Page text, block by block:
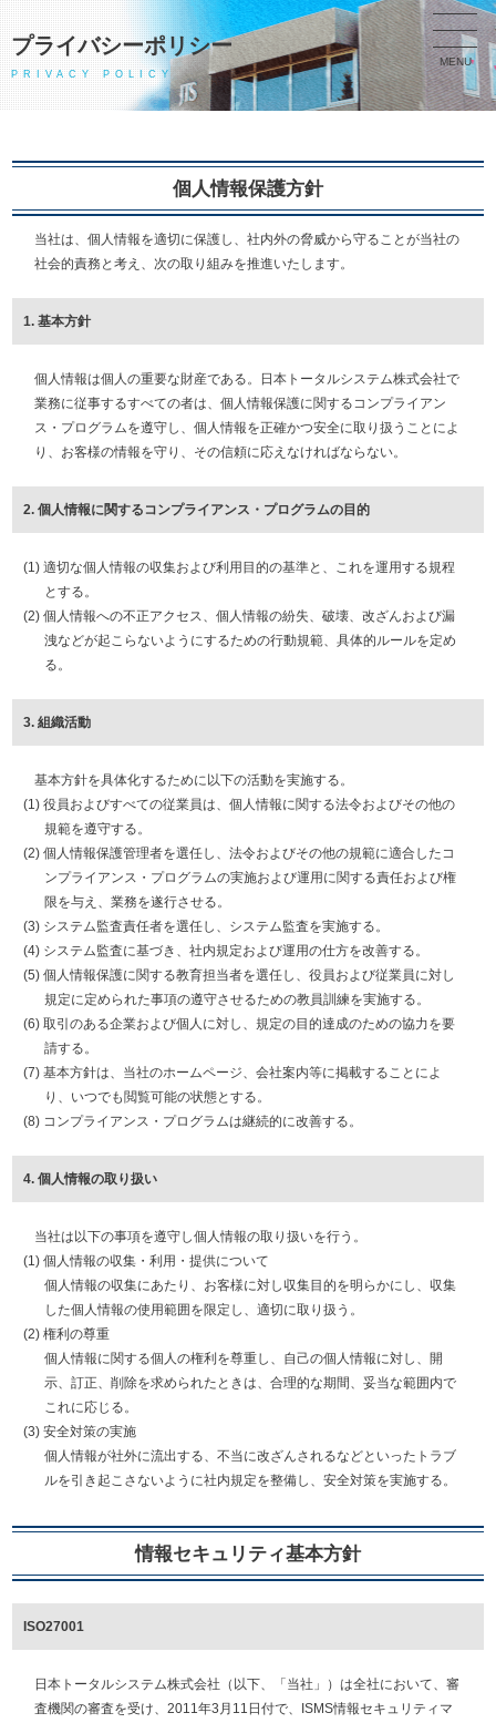
MENU
プライバシーポリシー
PRIVACY POLICY
個人情報保護方針
当社は、個人情報を適切に保護し、社内外の脅威から守ることが当社の
社会的責務と考え、次の取り組みを推進いたします。
1. 基本方針
個人情報は個人の重要な財産である。日本トータルシステム株式会社で
業務に従事するすべての者は、個人情報保護に関するコンプライアン
ス・プログラムを遵守し、個人情報を正確かつ安全に取り扱うことによ
り、お客様の情報を守り、その信頼に応えなければならない。
2. 個人情報に関するコンプライアンス・プログラムの目的
(1) 適切な個人情報の収集および利用目的の基準と、これを運用する規程
とする。
(2) 個人情報への不正アクセス、個人情報の紛失、破壊、改ざんおよび漏
洩などが起こらないようにするための行動規範、具体的ルールを定め
る。
3. 組織活動
基本方針を具体化するために以下の活動を実施する。
(1) 役員およびすべての従業員は、個人情報に関する法令およびその他の
規範を遵守する。
(2) 個人情報保護管理者を選任し、法令およびその他の規範に適合したコ
ンプライアンス・プログラムの実施および運用に関する責任および権
限を与え、業務を遂行させる。
(3) システム監査責任者を選任し、システム監査を実施する。
(4) システム監査に基づき、社内規定および運用の仕方を改善する。
(5) 個人情報保護に関する教育担当者を選任し、役員および従業員に対し
規定に定められた事項の遵守させるための教員訓練を実施する。
(6) 取引のある企業および個人に対し、規定の目的達成のための協力を要
請する。
(7) 基本方針は、当社のホームページ、会社案内等に掲載することによ
り、いつでも閲覧可能の状態とする。
(8) コンプライアンス・プログラムは継続的に改善する。
4. 個人情報の取り扱い
当社は以下の事項を遵守し個人情報の取り扱いを行う。
(1) 個人情報の収集・利用・提供について
個人情報の収集にあたり、お客様に対し収集目的を明らかにし、収集
した個人情報の使用範囲を限定し、適切に取り扱う。
(2) 権利の尊重
個人情報に関する個人の権利を尊重し、自己の個人情報に対し、開
示、訂正、削除を求められたときは、合理的な期間、妥当な範囲内で
これに応じる。
(3) 安全対策の実施
個人情報が社外に流出する、不当に改ざんされるなどといったトラブ
ルを引き起こさないように社内規定を整備し、安全対策を実施する。
情報セキュリティ基本方針
ISO27001
日本トータルシステム株式会社（以下、「当社」）は全社において、審
査機関の審査を受け、2011年3月11日付で、ISMS情報セキュリティマ